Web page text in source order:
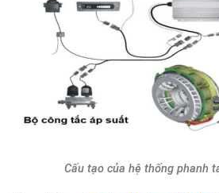
Cấu tạo của hệ thống phanh